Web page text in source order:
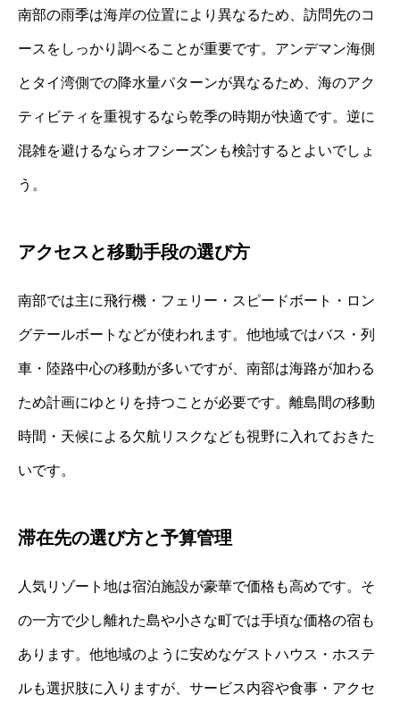
南部の雨季は海岸の位置により異なるため、訪問先のコ
ースをしっかり調べることが重要です。アンデマン海側
とタイ湾側での降水量パターンが異なるため、海のアク
ティビティを重視するなら乾季の時期が快適です。逆に
混雑を避けるならオフシーズンも検討するとよいでしょ
う。
アクセスと移動手段の選び方
南部では主に飛行機・フェリー・スピードボート・ロン
グテールボートなどが使われます。他地域ではバス・列
車・陸路中心の移動が多いですが、南部は海路が加わる
ため計画にゆとりを持つことが必要です。離島間の移動
時間・天候による欠航リスクなども視野に入れておきた
いです。
滞在先の選び方と予算管理
人気リゾート地は宿泊施設が豪華で価格も高めです。そ
の一方で少し離れた島や小さな町では手頃な価格の宿も
あります。他地域のように安めなゲストハウス・ホステ
ルも選択肢に入りますが、サービス内容や食事・アクセ